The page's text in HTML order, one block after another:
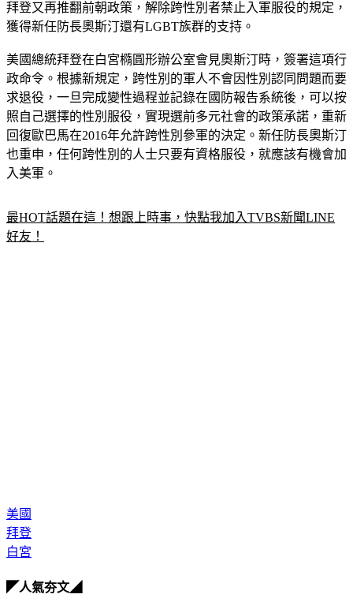
拜登又再推翻前朝政策，解除跨性別者禁止入軍服役的規定，
獲得新任防長奧斯汀還有LGBT族群的支持。
美國總統拜登在白宮橢圓形辦公室會見奧斯汀時，簽署這項行
政命令。根據新規定，跨性別的軍人不會因性別認同問題而要
求退役，一旦完成變性過程並記錄在國防報告系統後，可以按
照自己選擇的性別服役，實現選前多元社會的政策承諾，重新
回復歐巴馬在2016年允許跨性別參軍的決定。新任防長奧斯汀
也重申，任何跨性別的人士只要有資格服役，就應該有機會加
入美軍。
最HOT話題在這！想跟上時事，快點我加入TVBS新聞LINE
好友！
美國
拜登
白宮
◤人氣夯文◢